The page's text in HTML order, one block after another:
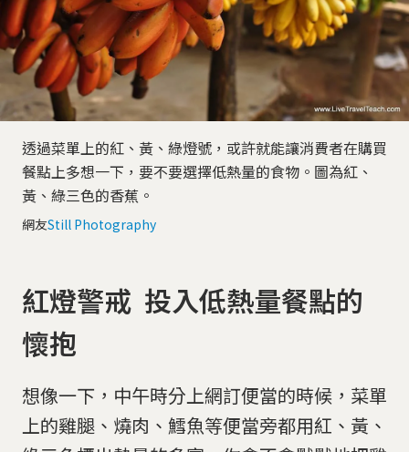
透過菜單上的紅、黃、綠燈號，或許就能讓消費者在購買
餐點上多想一下，要不要選擇低熱量的食物。圖為紅、
黃、綠三色的香蕉。
網友Still Photography
紅燈警戒 投入低熱量餐點的
懷抱
想像一下，中午時分上網訂便當的時候，菜單
上的雞腿、燒肉、鱈魚等便當旁都用紅、黃、